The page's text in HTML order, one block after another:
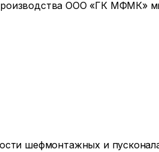
ООО «ГК МФМК»
шефмонтажных и